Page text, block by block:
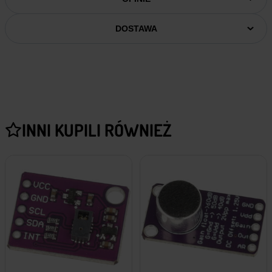
DOSTAWA
INNI KUPILI RÓWNIEŻ